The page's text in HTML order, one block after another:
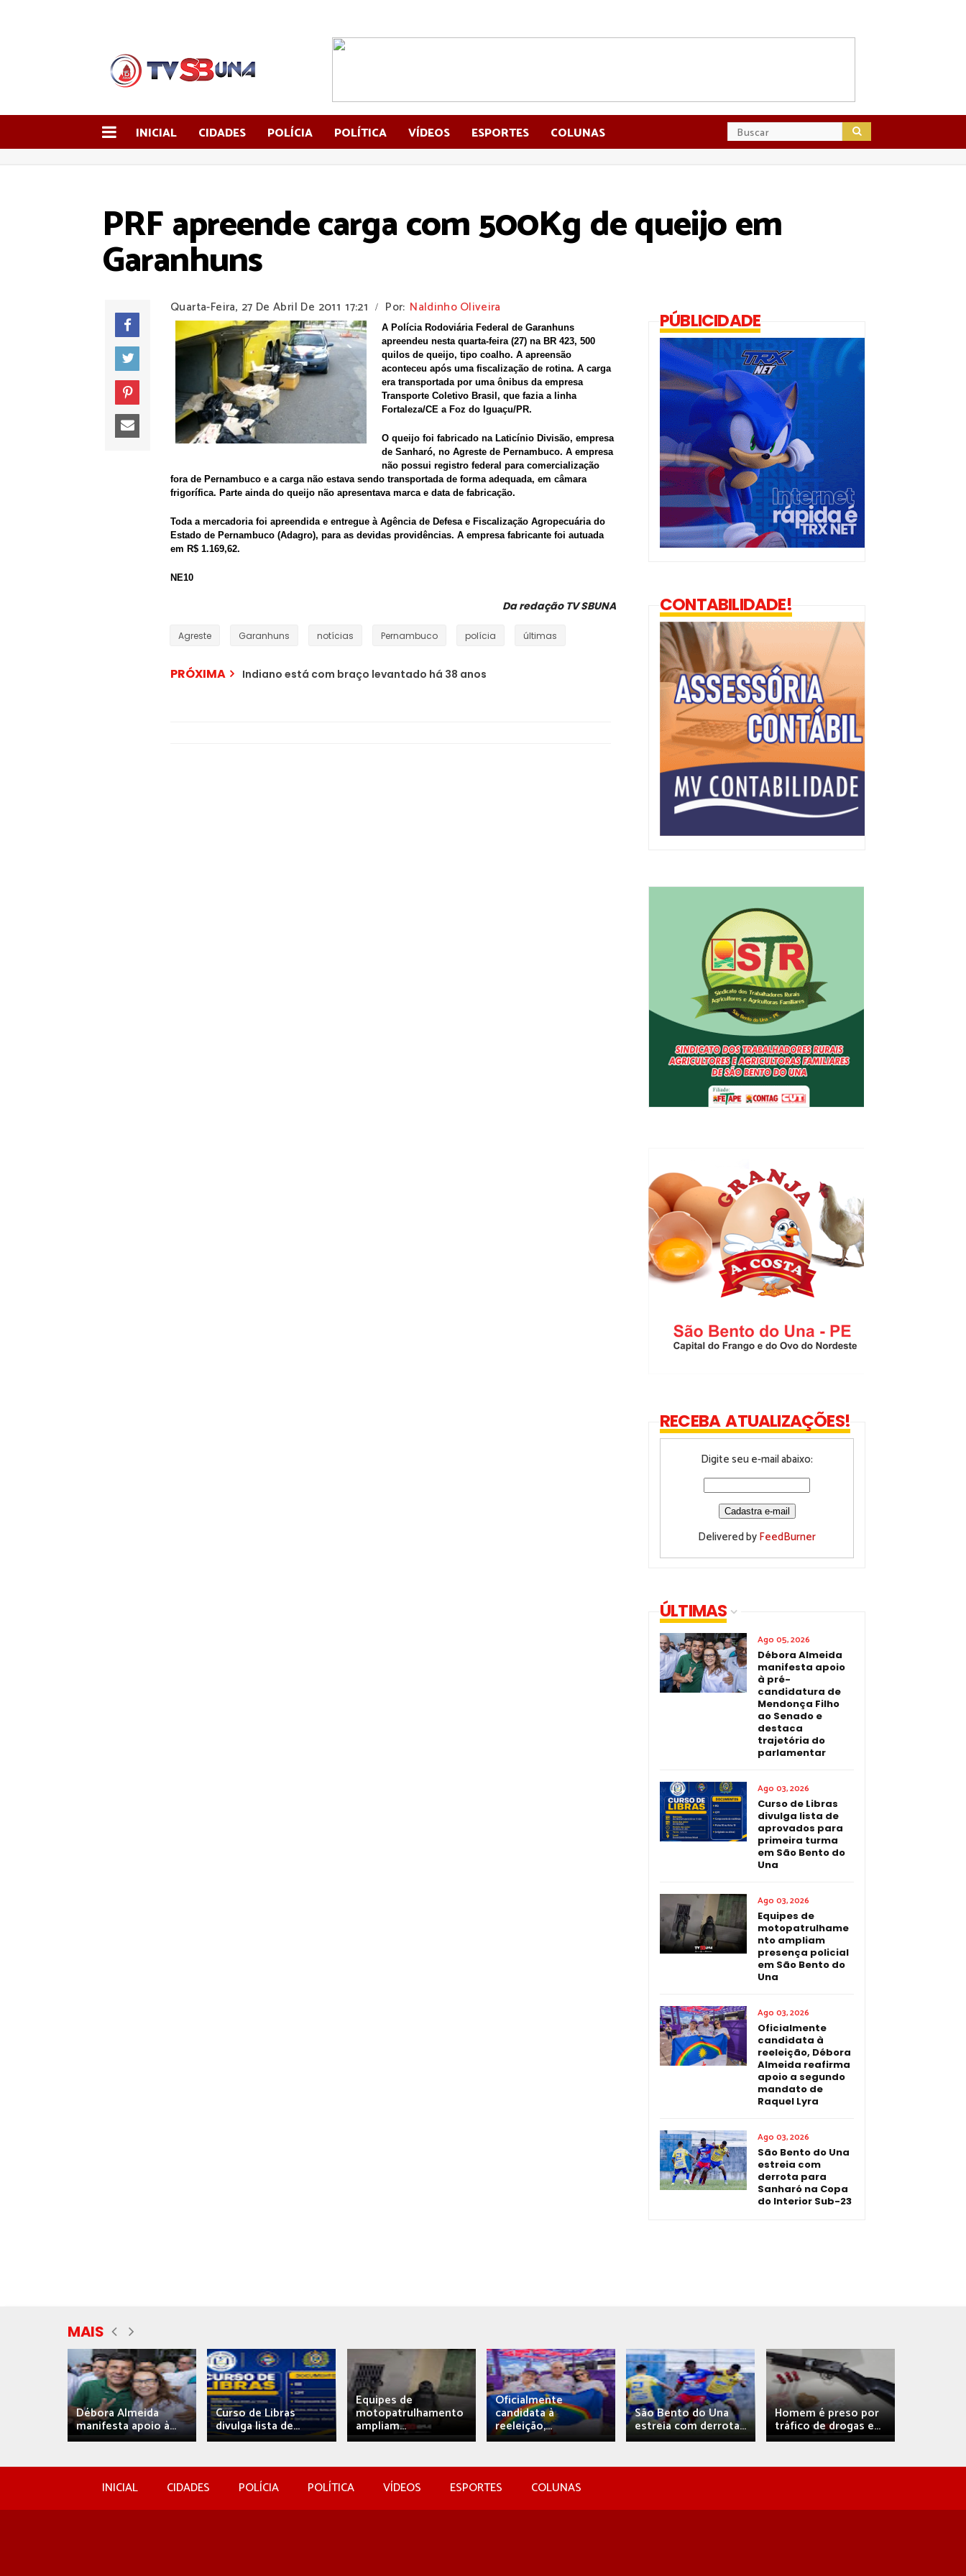
INICIAL CIDADES POLÍCIA POLÍTICA VÍDEOS ESPORTES COLUNAS
PRF apreende carga com 500Kg de queijo em
Garanhuns
Quarta-Feira, 27 De Abril De 2011 17:21 / Por: Naldinho Oliveira
A Polícia Rodoviária Federal de Garanhuns
apreendeu nesta quarta-feira (27) na BR 423, 500
quilos de queijo, tipo coalho. A apreensão
aconteceu após uma fiscalização de rotina. A carga
era transportada por uma ônibus da empresa
Transporte Coletivo Brasil, que fazia a linha
Fortaleza/CE a Foz do Iguaçu/PR.
O queijo foi fabricado na Laticínio Divisão, empresa
de Sanharó, no Agreste de Pernambuco. A empresa
não possui registro federal para comercialização
fora de Pernambuco e a carga não estava sendo transportada de forma adequada, em câmara
frigorífica. Parte ainda do queijo não apresentava marca e data de fabricação.
Toda a mercadoria foi apreendida e entregue à Agência de Defesa e Fiscalização Agropecuária do
Estado de Pernambuco (Adagro), para as devidas providências. A empresa fabricante foi autuada
em R$ 1.169,62.
NE10
Da redação TV SBUNA
Agreste Garanhuns notícias Pernambuco polícia últimas
PRÓXIMA Indiano está com braço levantado há 38 anos
PÚBLICIDADE
CONTABILIDADE!
RECEBA ATUALIZAÇÕES!
Digite seu e-mail abaixo:
Delivered byFeedBurner
ÚLTIMAS
Ago 05, 2026
Débora Almeida
manifesta apoio
à pré-
candidatura de
Mendonça Filho
ao Senado e
destaca
trajetória do
parlamentar
Ago 03, 2026
Curso de Libras
divulga lista de
aprovados para
primeira turma
em São Bento do
Una
Ago 03, 2026
Equipes de
motopatrulhame
nto ampliam
presença policial
em São Bento do
Una
Ago 03, 2026
Oficialmente
candidata à
reeleição, Débora
Almeida reafirma
apoio a segundo
mandato de
Raquel Lyra
Ago 03, 2026
São Bento do Una
estreia com
derrota para
Sanharó na Copa
do Interior Sub-23
MAIS
Débora Almeida
manifesta apoio à...
Curso de Libras
divulga lista de...
Equipes de
motopatrulhamento
ampliam...
Oficialmente
candidata à
reeleição,...
São Bento do Una
estreia com derrota...
Homem é preso por
tráfico de drogas e...
INICIAL CIDADES POLÍCIA POLÍTICA VÍDEOS ESPORTES COLUNAS